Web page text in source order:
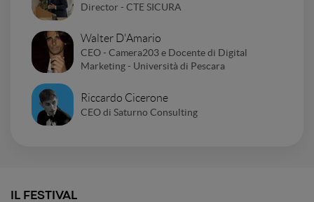
Director - CTE SICURA
Walter D'Amario
CEO - Camera203 e Docente di Digital
Marketing - Università di Pescara
Riccardo Cicerone
CEO di Saturno Consulting
IL FESTIVAL